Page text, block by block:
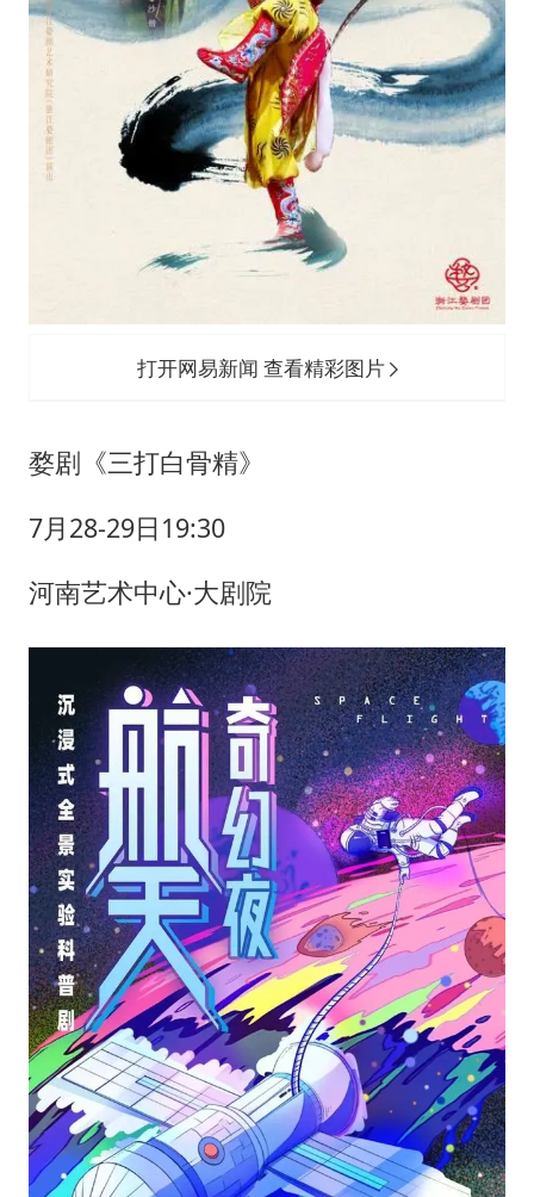
打开网易新闻 查看精彩图片
婺剧《三打白骨精》
7月28-29日19:30
河南艺术中心·大剧院